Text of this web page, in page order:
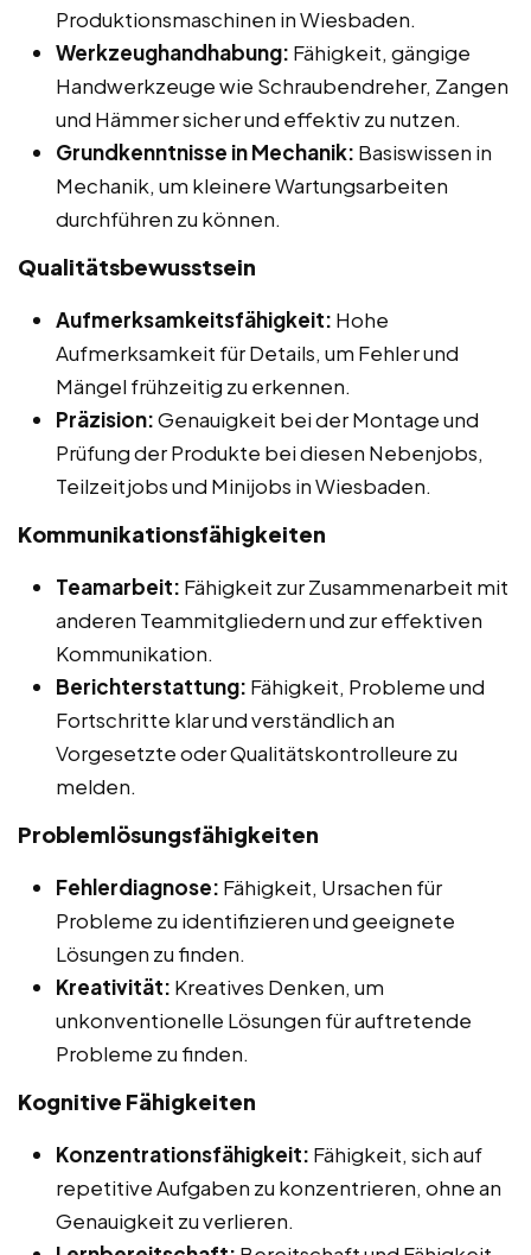
Produktionsmaschinen in Wiesbaden.
Werkzeughandhabung: Fähigkeit, gängige
Handwerkzeuge wie Schraubendreher, Zangen
und Hämmer sicher und effektiv zu nutzen.
Grundkenntnisse in Mechanik: Basiswissen in
Mechanik, um kleinere Wartungsarbeiten
durchführen zu können.
Qualitätsbewusstsein
Aufmerksamkeitsfähigkeit: Hohe
Aufmerksamkeit für Details, um Fehler und
Mängel frühzeitig zu erkennen.
Präzision:Genauigkeit bei der Montage und
Prüfung der Produkte bei diesen Nebenjobs,
Teilzeitjobs und Minijobs in Wiesbaden.
Kommunikationsfähigkeiten
Teamarbeit: Fähigkeit zur Zusammenarbeit mit
anderen Teammitgliedern und zur effektiven
Kommunikation.
Berichterstattung: Fähigkeit, Probleme und
Fortschritte klar und verständlich an
Vorgesetzte oder Qualitätskontrolleure zu
melden.
Problemlösungsfähigkeiten
Fehlerdiagnose: Fähigkeit, Ursachen für
Probleme zu identifizieren und geeignete
Lösungen zu finden.
Kreativität: Kreatives Denken, um
unkonventionelle Lösungen für auftretende
Probleme zu finden.
Kognitive Fähigkeiten
Konzentrationsfähigkeit: Fähigkeit, sich auf
repetitive Aufgaben zu konzentrieren, ohne an
Genauigkeit zu verlieren.